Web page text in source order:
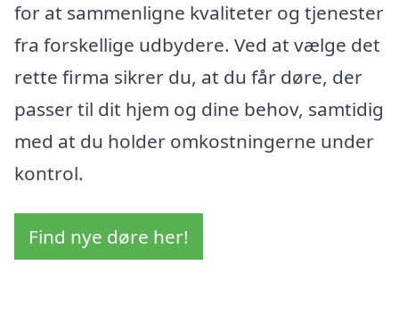
for at sammenligne kvaliteter og tjenester
fra forskellige udbydere. Ved at vælge det
rette firma sikrer du, at du får døre, der
passer til dit hjem og dine behov, samtidig
med at du holder omkostningerne under
kontrol.
Find nye døre her!